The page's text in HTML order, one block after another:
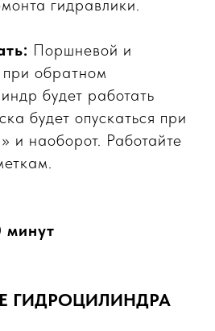
гидравлики.
Поршневой и
обратном
будет работать
будет опускаться при
и наоборот. Работайте
ГИДРОЦИЛИНДРА